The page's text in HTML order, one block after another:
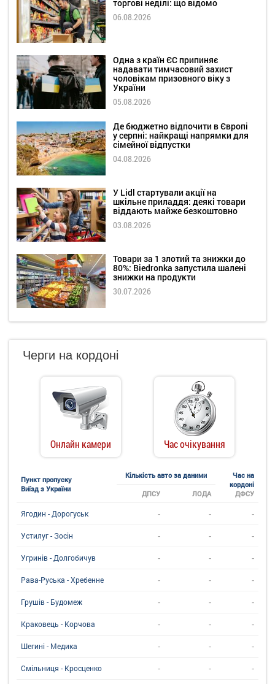
торгові неділі: що відомо
06.08.2026
Одна з країн ЄС припиняє
надавати тимчасовий захист
чоловікам призовного віку з
України
05.08.2026
Де бюджетно відпочити в Європі
у серпні: найкращі напрямки для
сімейної відпустки
04.08.2026
У Lidl стартували акції на
шкільне приладдя: деякі товари
віддають майже безкоштовно
03.08.2026
Товари за 1 злотий та знижки до
80%: Biedronka запустила шалені
знижки на продукти
30.07.2026
Черги на кордоні
Онлайн камери Час очікування
Пункт пропуску
Виїзд з України
Кількість авто за даними
Час на
кордоні
ДФСУ
ДПСУ ЛОДА
Ягодин - Дорогуськ - - -
Устилуг - Зосін - - -
Угринiв - Долгобичув - - -
Рава-Руська - Хребенне - - -
Грушів - Будомеж - - -
Краковець - Корчова - - -
Шегині - Медика - - -
Смільниця - Кросценко - - -